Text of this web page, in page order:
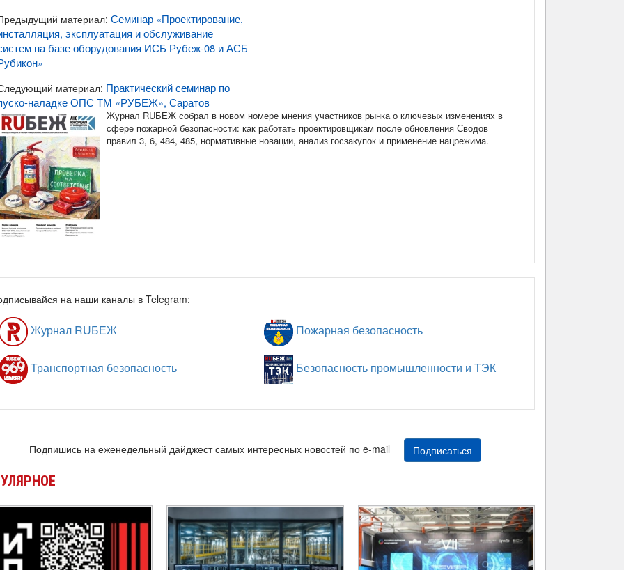
материал: Семинар «Проектирование,
эксплуатация и обслуживание
на базе оборудования ИСБ Рубеж-08 и АСБ
материал: Практический семинар по
наладке ОПС ТМ «РУБЕЖ», Саратов
Журнал RUБЕЖ собрал в новом номере мнения участников рынка о ключевых изменениях в
сфере пожарной безопасности: как работать проектировщикам после обновления Сводов
правил 3, 6, 484, 485, нормативные новации, анализ госзакупок и применение нацрежима.
на наши каналы в Telegram:
Журнал RUБЕЖ Пожарная безопасность
Транспортная безопасность Безопасность промышленности и ТЭК
Подпишись на еженедельный дайджест самых интересных новостей по e-mail Подписаться